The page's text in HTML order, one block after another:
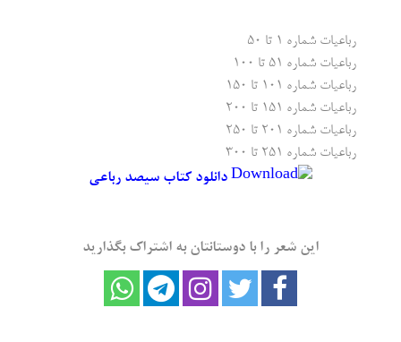
رباعیات شماره ۱ تا ۵۰
رباعیات شماره ۵۱ تا ۱۰۰
رباعیات شماره ۱۰۱ تا ۱۵۰
رباعیات شماره ۱۵۱ تا ۲۰۰
رباعیات شماره ۲۰۱ تا ۲۵۰
رباعیات شماره ۲۵۱ تا ۳۰۰
دانلود کتاب سیصد رباعی
این شعر را با دوستانتان به اشتراک بگذارید